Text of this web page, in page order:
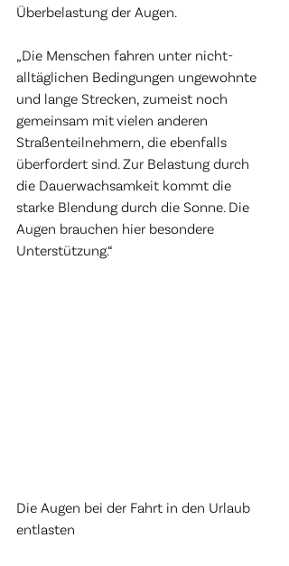
Überbelastung der Augen.
„Die Menschen fahren unter nicht-
alltäglichen Bedingungen ungewohnte
und lange Strecken, zumeist noch
gemeinsam mit vielen anderen
Straßenteilnehmern, die ebenfalls
überfordert sind. Zur Belastung durch
die Dauerwachsamkeit kommt die
starke Blendung durch die Sonne. Die
Augen brauchen hier besondere
Unterstützung.“
Die Augen bei der Fahrt in den Urlaub
entlasten